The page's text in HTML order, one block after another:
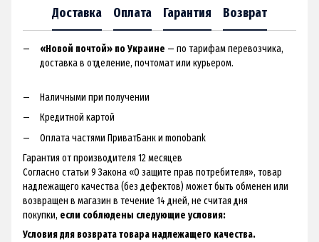
Доставка Оплата Гарантия Возврат
«Новой почтой» по Украине — по тарифам перевозчика,
доставка в отделение, почтомат или курьером.
Наличными при получении
Кредитной картой
Оплата частями ПриватБанк и monobank
Гарантия от производителя 12 месяцев
Согласно статьи 9 Закона «О защите прав потребителя», товар
надлежащего качества (без дефектов) может быть обменен или
возвращен в магазин в течение 14 дней, не считая дня
покупки, если соблюдены следующие условия:
Условия для возврата товара надлежащего качества.